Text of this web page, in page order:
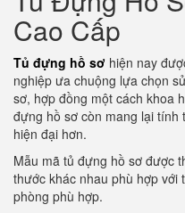
Cao Cấp
Tủ đựng hồ sơ hiện nay
nghiệp ưa chuộng lựa chọn
sơ, hợp đồng một cách khoa
đựng hồ sơ còn mang lại tính
hiện đại hơn.
Mẫu mã tủ đựng hồ sơ được
thước khác nhau phù hợp với
phòng phù hợp.